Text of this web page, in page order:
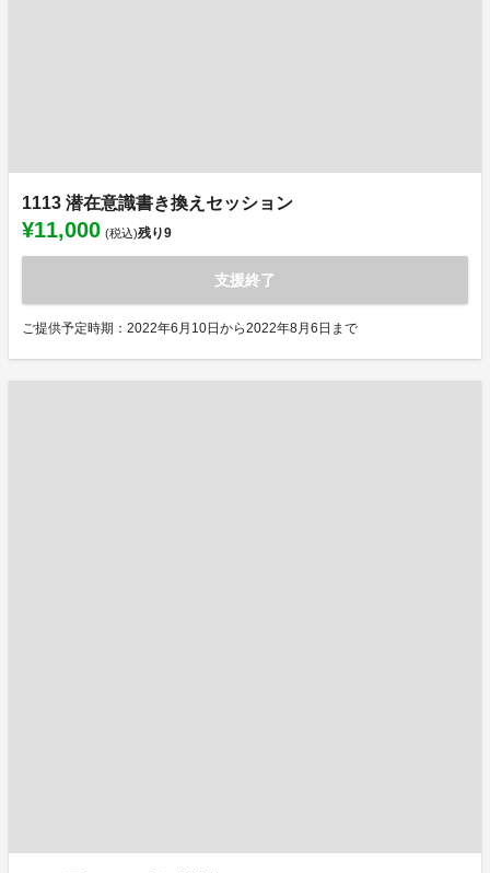
1113 潜在意識書き換えセッション
¥11,000 (税込)残り9
支援終了
ご提供予定時期：2022年6月10日から2022年8月6日まで